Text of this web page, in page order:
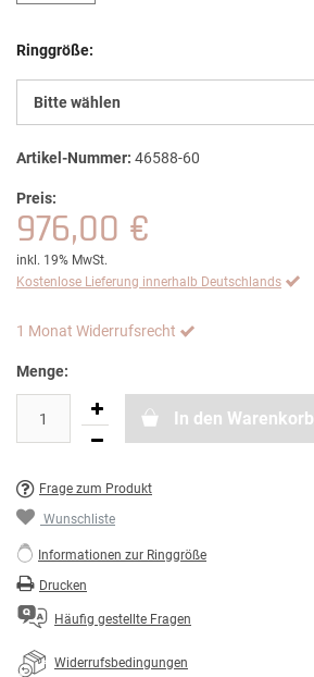
Ringgröße:
Bitte wählen
Artikel-Nummer: 46588-60
Preis:
976,00 €
inkl. 19% MwSt.
Kostenlose Lieferung innerhalb Deutschlands
1 Monat Widerrufsrecht
Menge:
In den Warenkorb
Frage zum Produkt
Wunschliste
Informationen zur Ringgröße
Drucken
Häufig gestellte Fragen
Widerrufsbedingungen